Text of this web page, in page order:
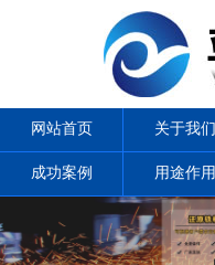
网站首页 关于我们
成功案例 用途作用